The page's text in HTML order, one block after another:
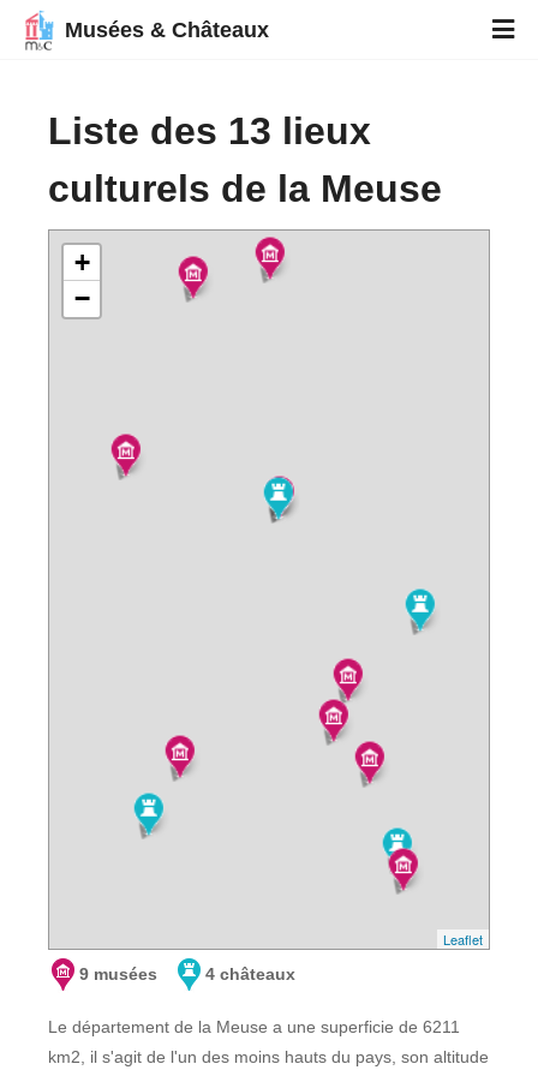
Musées & Châteaux
Liste des 13 lieux
culturels de la Meuse
+
−
Leaflet
9 musées
4 châteaux
Le département de la Meuse a une superficie de 6211
km2, il s'agit de l'un des moins hauts du pays, son altitude